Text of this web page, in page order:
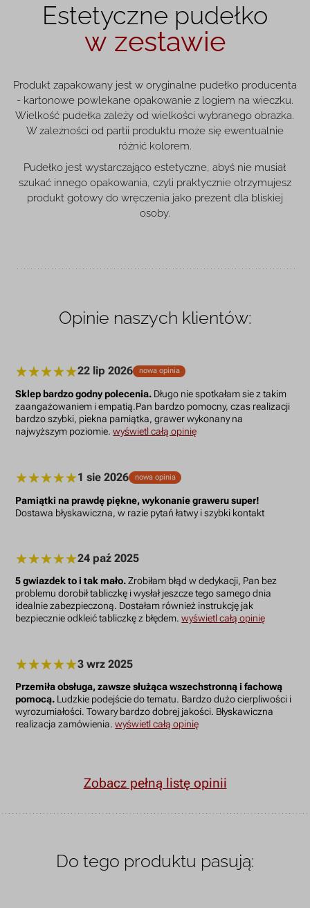
Estetyczne pudełko
w zestawie
Produkt zapakowany jest w oryginalne pudełko producenta
- kartonowe powlekane opakowanie z logiem na wieczku.
Wielkość pudełka zależy od wielkości wybranego obrazka.
W zależności od partii produktu może się ewentualnie
różnić kolorem.
Pudełko jest wystarczająco estetyczne, abyś nie musiał
szukać innego opakowania, czyli praktycznie otrzymujesz
produkt gotowy do wręczenia jako prezent dla bliskiej
osoby.
Opinie naszych klientów:
22 lip 2026 nowa opinia
Sklep bardzo godny polecenia. Długo nie spotkałam sie z takim
zaangażowaniem i empatią.Pan bardzo pomocny, czas realizacji
bardzo szybki, piekna pamiątka, grawer wykonany na
najwyższym poziomie.wyświetl całą opinię
1 sie 2026 nowa opinia
Pamiątki na prawdę piękne, wykonanie graweru super!
Dostawa błyskawiczna, w razie pytań łatwy i szybki kontakt
24 paź 2025
5 gwiazdek to i tak mało.Zrobiłam błąd w dedykacji, Pan bez
problemu dorobił tabliczkę i wysłał jeszcze tego samego dnia
idealnie zabezpieczoną. Dostałam również instrukcję jak
bezpiecznie odkleić tabliczkę z błędem.wyświetl całą opinię
3 wrz 2025
Przemiła obsługa, zawsze służąca wszechstronną i fachową
pomocą. Ludzkie podejście do tematu. Bardzo dużo cierpliwości i
wyrozumiałości. Towary bardzo dobrej jakości. Błyskawiczna
realizacja zamówienia.wyświetl całą opinię
Zobacz pełną listę opinii
Do tego produktu pasują: